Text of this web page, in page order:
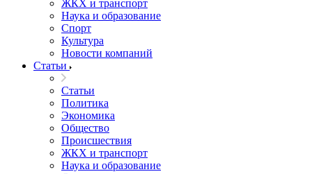
ЖКХ и транспорт
Наука и образование
Спорт
Культура
Новости компаний
Статьи
Статьи
Политика
Экономика
Общество
Происшествия
ЖКХ и транспорт
Наука и образование